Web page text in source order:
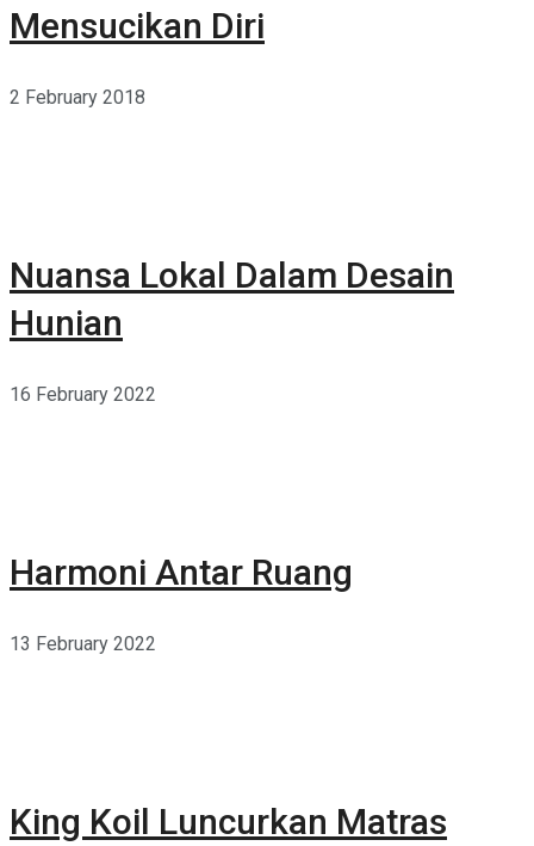
Mensucikan Diri
2 February 2018
Nuansa Lokal Dalam Desain
Hunian
16 February 2022
Harmoni Antar Ruang
13 February 2022
King Koil Luncurkan Matras